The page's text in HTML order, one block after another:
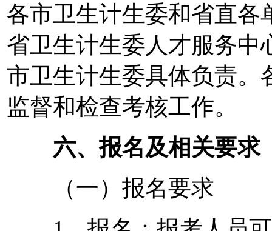
各市卫生计生委和省直各
省卫生计生委人才服务中
市卫生计生委具体负责。
监督和检查考核工作。
六、报名及相关要求
（一）报名要求